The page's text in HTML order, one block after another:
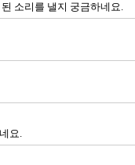
소리를 낼지 궁금하네요.
요.